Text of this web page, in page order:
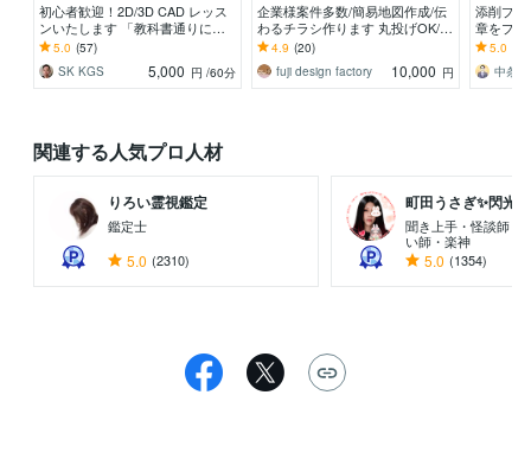
初心者歓迎！2D/3D CAD レッス
ンいたします 「教科書通りには
いかない」15年の実務経験で解決
します。
5.0 (57)
SK KGS
5,000 円 /60分
企業様案件多数/簡易地図作成/伝
わるチラシ作ります 丸投げOK/販
売総実績約200件/売上UPにつな
がるチラシ
4.9 (20)
fuji design factory
10,000 円
添削プ
章をプ
の文章
売実績
5.0
関連する人気プロ人材
りろい霊視鑑定
鑑定士
5.0 (2310)
町田うさぎ✨閃光
聞き上手・怪談師・
い師・楽神
5.0 (1354)